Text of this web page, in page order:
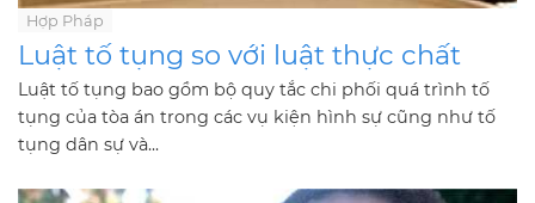
Hợp Pháp
Luật tố tụng so với luật thực chất
Luật tố tụng bao gồm bộ quy tắc chi phối quá trình tố
tụng của tòa án trong các vụ kiện hình sự cũng như tố
tụng dân sự và...